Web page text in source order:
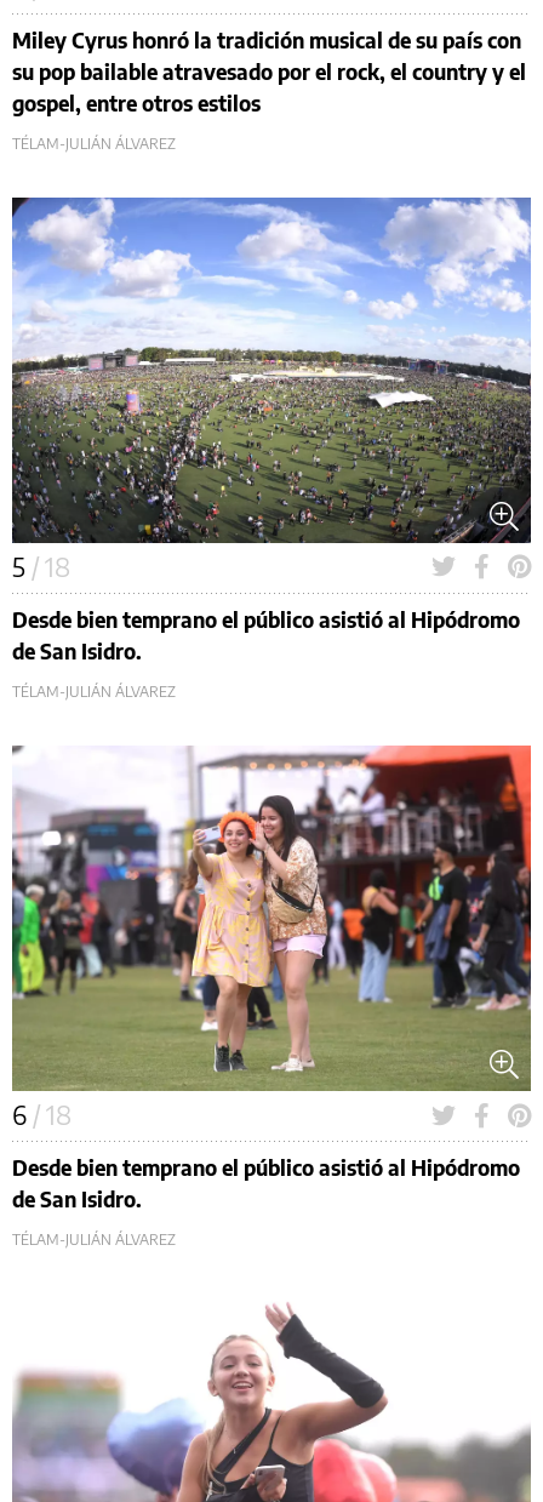
Miley Cyrus honró la tradición musical de su país con
su pop bailable atravesado por el rock, el country y el
gospel, entre otros estilos
TÉLAM-JULIÁN ÁLVAREZ
5 / 18
Desde bien temprano el público asistió al Hipódromo
de San Isidro.
TÉLAM-JULIÁN ÁLVAREZ
6 / 18
Desde bien temprano el público asistió al Hipódromo
de San Isidro.
TÉLAM-JULIÁN ÁLVAREZ